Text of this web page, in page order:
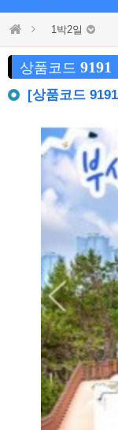
1박2일
상품코드 9191
[상품코드